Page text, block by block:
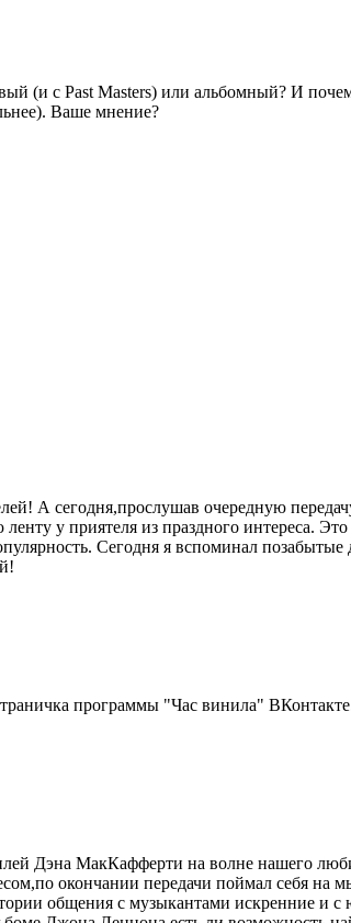
(и с Past Masters) или альбомный? И
Ваше мнение?
А сегодня,прослушав очередную
у приятеля из праздного интереса.
Сегодня я вспоминал
программы "Час винила"
Дэна МакКафферти на волне нашего
окончании передачи поймал себя на
общения с музыкантами искренние